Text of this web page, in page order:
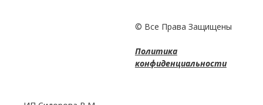
© Все Права Защищены
Политика
конфиденциальности